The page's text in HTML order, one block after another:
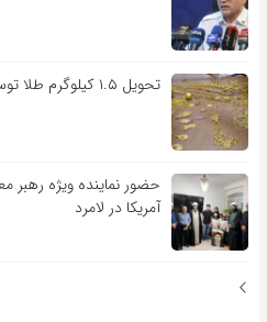
تحویل ۱.۵ کیلوگرم طلا توسط کارکنان اورژانس به صاحبانش
حضور نماینده ویژه رهبر
آمریکا در لامرد